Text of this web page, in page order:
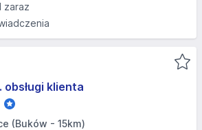
zaraz
klienta
(Buków - 15km)